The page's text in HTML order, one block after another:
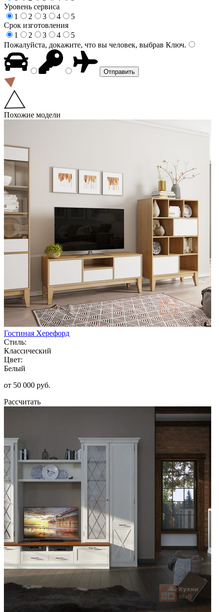
Уровень сервиса
1
2 3 4
5
Срок изготовления
1
2 3 4
5
Пожалуйста, докажите, что вы человек, выбрав Ключ.
Похожие модели
Гостиная Херефорд
Стиль:
Классический
Цвет:
Белый
от 50 000 руб.
Рассчитать